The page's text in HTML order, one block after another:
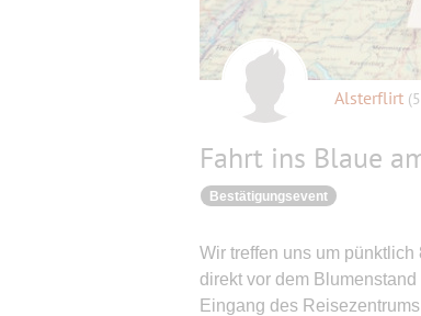
Alsterflirt
Fahrt ins Blaue
Bestätigungsevent
Wir treffen uns um
direkt vor dem
Eingang des